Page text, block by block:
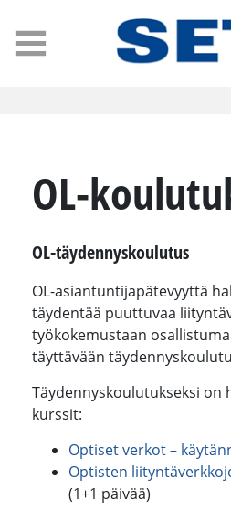
MENU
OL-​
OL-täydennyskoulutus
OL-asiantuntijapätevyyttä
täydentää puuttuvaa
työkokemustaan
täyttävään
Täydennyskoulutukseksi on
kurssit:
Optiset verkot –
Optisten
(1+1 päivää)